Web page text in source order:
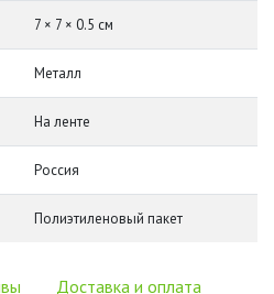
7 × 7 × 0.5 см
Металл
На ленте
Россия
Полиэтиленовый пакет
Доставка и оплата